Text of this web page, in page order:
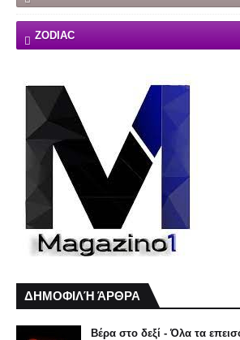
ZODIAC
ΔΗΜΟΦΙΛΉ ΆΡΘΡΑ
Βέρα στο δεξί - Όλα τα